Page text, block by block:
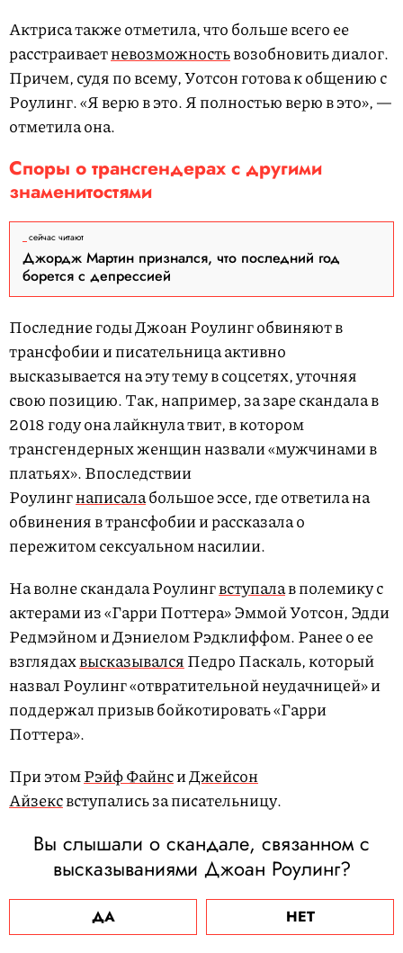
Актриса также отметила, что больше всего ее
расстраиваетневозможностьвозобновить диалог.
Причем, судя по всему, Уотсон готова к общению с
Роулинг. «Я верю в это. Я полностью верю в это», —
отметила она.
Споры о трансгендерах с другими
знаменитостями
сейчас читают
Джордж Мартин признался, что последний год
борется с депрессией
Последние годы Джоан Роулинг обвиняют в
трансфобии и писательница активно
высказывается на эту тему в соцсетях, уточняя
свою позицию. Так, например, за заре скандала в
2018 году она лайкнула твит, в котором
трансгендерных женщин назвали «мужчинами в
платьях». Впоследствии
Роулингнаписалабольшое эссе, где ответила на
обвинения в трансфобии и рассказала о
пережитом сексуальном насилии.
На волне скандала Роулингвступалав полемику с
актерами из «Гарри Поттера» Эммой Уотсон, Эдди
Редмэйном и Дэниелом Рэдклиффом. Ранее о ее
взглядахвысказывалсяПедро Паскаль, который
назвал Роулинг «отвратительной неудачницей» и
поддержал призыв бойкотировать «Гарри
Поттера».
При этомРэйф ФайнсиДжейсон
Айзексвступались за писательницу.
Вы слышали о скандале, связанном с
высказываниями Джоан Роулинг?
ДА НЕТ